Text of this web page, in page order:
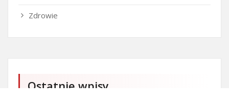
Zdrowie
Ostatnie wpisy